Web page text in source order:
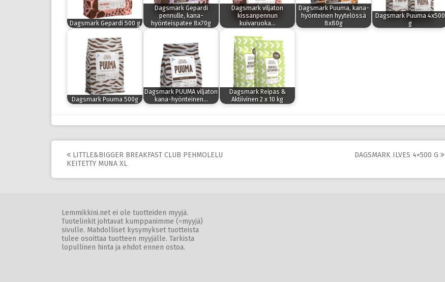
Dagsmark Gepardi 500 g
Dagsmark Gepardi
pennulle, kana-
hyönteispatee 8x70g
Dagsmark viljaton
kissanpennun
kuivaruoka…
Dagsmark Puuma, kana-
hyönteinen hyytelössä
8x80g
Dagsmark Puuma 4x500
g
Dagsmark Puuma 500g
Dagsmark PUUMA viljaton
kana-hyönteinen…
Dagsmark Reipas &
Aktiivinen 2 x 10 kg
Post
LITTLE&BIGGER BREAKFAST CLUB PEHMOLELU
KEITETTY MUNA XL
DAGSMARK ILVES 4×500 G
Lemmikkini.net ei ole tuotteiden myyjä.
Tuotelinkit johtavat kumppanimme (=myyjä)
sivulle. Mahdolliset kysymykset tuotteista
tulee osoittaa tuotteen myyjälle. Tarkista
lopullinen hinta ja ehdot ennen ostoa.